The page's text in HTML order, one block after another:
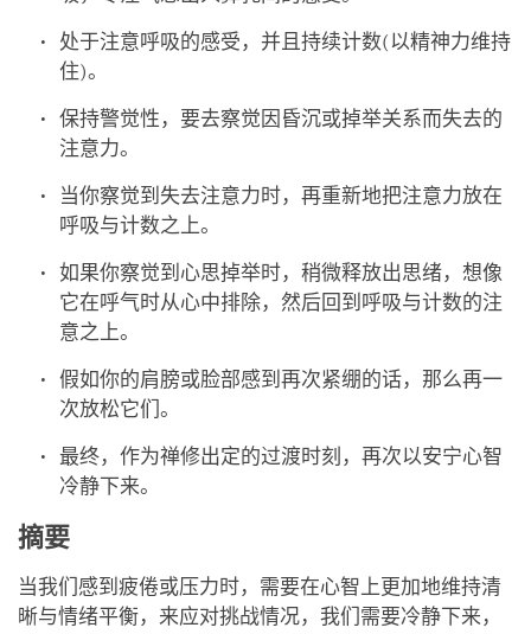
处于注意呼吸的感受，并且持续计数(以精神力维持
住)。
保持警觉性，要去察觉因昏沉或掉举关系而失去的
注意力。
当你察觉到失去注意力时，再重新地把注意力放在
呼吸与计数之上。
如果你察觉到心思掉举时，稍微释放出思绪，想像
它在呼气时从心中排除，然后回到呼吸与计数的注
意之上。
假如你的肩膀或脸部感到再次紧绷的话，那么再一
次放松它们。
最终，作为禅修出定的过渡时刻，再次以安宁心智
冷静下来。
摘要
当我们感到疲倦或压力时，需要在心智上更加地维持清
晰与情绪平衡，来应对挑战情况，我们需要冷静下来，